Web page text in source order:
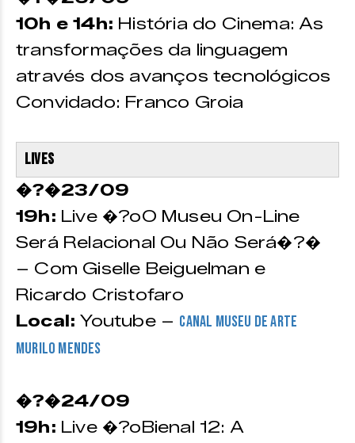
10h e 14h: História do Cinema: As
transformações da linguagem
através dos avanços tecnológicos
Convidado: Franco Groia
Lives
�?�23/09
19h: Live �?oO Museu On-Line
Será Relacional Ou Não Será�?�
– Com Giselle Beiguelman e
Ricardo Cristofaro
Local: Youtube – Canal Museu de Arte
Murilo Mendes
�?�24/09
19h: Live �?oBienal 12: A